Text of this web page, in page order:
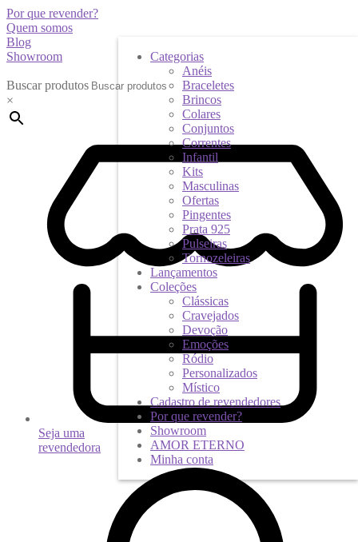
Por que revender?
Quem somos
Blog
Showroom
Buscar produtos
×
Seja uma
revendedora
Categorias
Anéis
Braceletes
Brincos
Colares
Conjuntos
Correntes
Infantil
Kits
Masculinas
Ofertas
Pingentes
Prata 925
Pulseiras
Tornozeleiras
Lançamentos
Coleções
Clássicas
Cravejados
Devoção
Emoções
Ródio
Personalizados
Místico
Cadastro de revendedores
Por que revender?
Showroom
AMOR ETERNO
Minha conta